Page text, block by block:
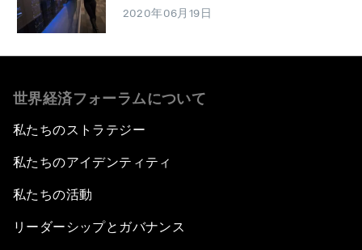
2020年06月19日
世界経済フォーラムについて
私たちのストラテジー
私たちのアイデンティティ
私たちの活動
リーダーシップとガバナンス